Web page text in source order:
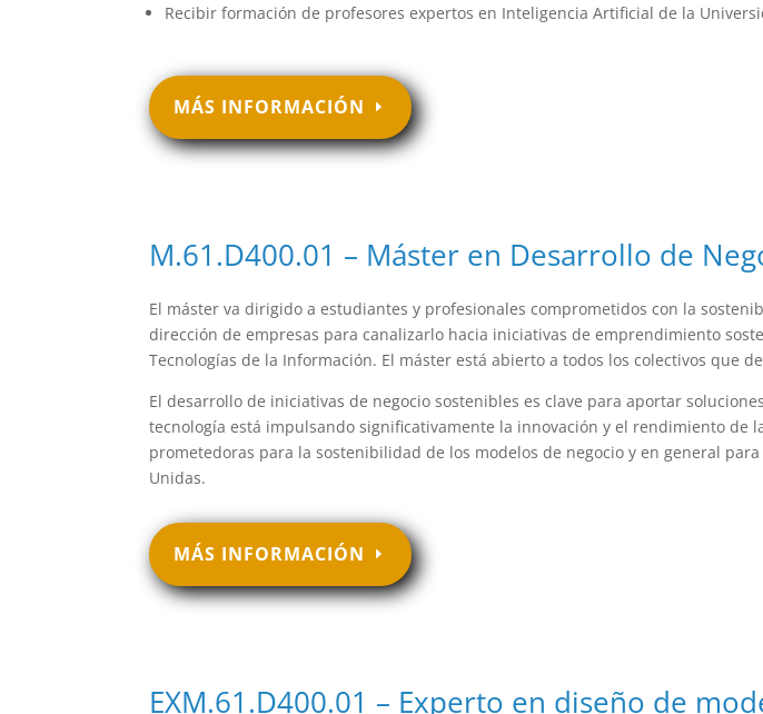
Recibir formación de profesores expertos en Inteligencia Artificial de la
MÁS INFORMACIÓN
M.61.D400.01 – Máster en Desarrollo de
El máster va dirigido a estudiantes y profesionales comprometidos con la
dirección de empresas para canalizarlo hacia iniciativas de emprendimiento
Tecnologías de la Información. El máster está abierto a todos los colectivos que
El desarrollo de iniciativas de negocio sostenibles es clave para aportar
tecnología está impulsando significativamente la innovación y el rendimiento de
prometedoras para la sostenibilidad de los modelos de negocio y en general
Unidas.
MÁS INFORMACIÓN
EXM.61.D400.01 – Experto en diseño de